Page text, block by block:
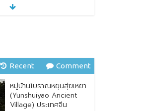
No Comment
หมู่บ้านโบราณหยุนสุ่ยเหยา
(Yunshuiyao Ancient
Village) ประเทศจีน
Recent Comment
หมู่บ้านโบราณหยุนสุ่ยเหยา
(Yunshuiyao Ancient
Village) ประเทศจีน